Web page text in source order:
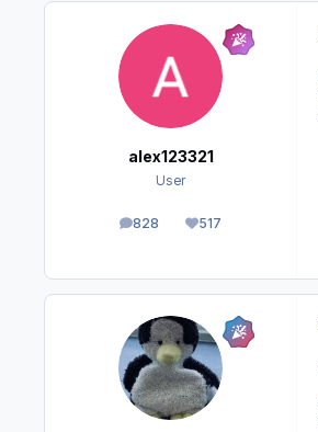
alex123321
User
828
Beiträge 517
Reputation